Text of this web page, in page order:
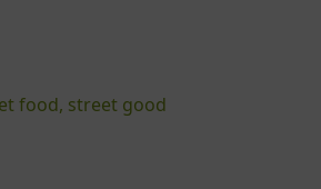
food, street good